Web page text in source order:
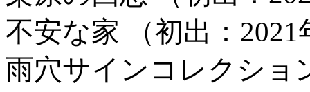
不安な家 （初出：
雨穴サインコレクショ